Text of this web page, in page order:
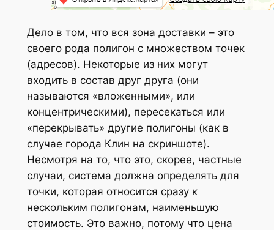
Дело в том, что вся зона доставки – это
своего рода полигон с множеством точек
(адресов). Некоторые из них могут
входить в состав друг друга (они
называются «вложенными», или
концентрическими), пересекаться или
«перекрывать» другие полигоны (как в
случае города Клин на скриншоте).
Несмотря на то, что это, скорее, частные
случаи, система должна определять для
точки, которая относится сразу к
нескольким полигонам, наименьшую
стоимость. Это важно, потому что цена